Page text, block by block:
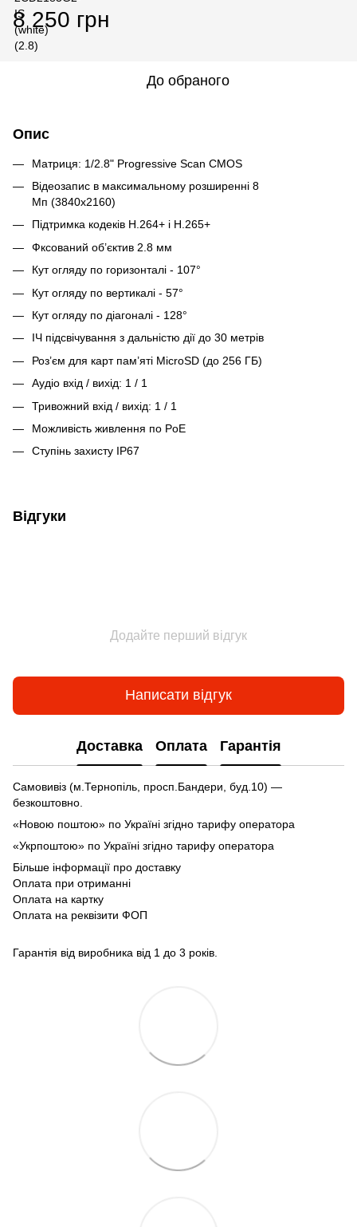
8 250 грн
До обраного
Опис
Матриця: 1/2.8" Progressive Scan CMOS
Відеозапис в максимальному розширенні 8
Мп (3840x2160)
Підтримка кодеків H.264+ і H.265+
Фксований об’єктив 2.8 мм
Кут огляду по горизонталі - 107°
Кут огляду по вертикалі - 57°
Кут огляду по діагоналі - 128°
ІЧ підсвічування з дальністю дії до 30 метрів
Роз’єм для карт пам’яті MicroSD (до 256 ГБ)
Аудіо вхід / вихід: 1 / 1
Тривожний вхід / вихід: 1 / 1
Можливість живлення по PoE
Ступінь захисту IP67
Відгуки
Додайте перший відгук
Написати відгук
Доставка Оплата Гарантія
Самовивіз (м.Тернопіль, просп.Бандери, буд.10) —
безкоштовно.
«Новою поштою» по Україні згідно тарифу оператора
«Укрпоштою» по Україні згідно тарифу оператора
Більше інформації про доставку
Оплата при отриманні
Оплата на картку
Оплата на реквізити ФОП
Гарантія від виробника від 1 до 3 років.